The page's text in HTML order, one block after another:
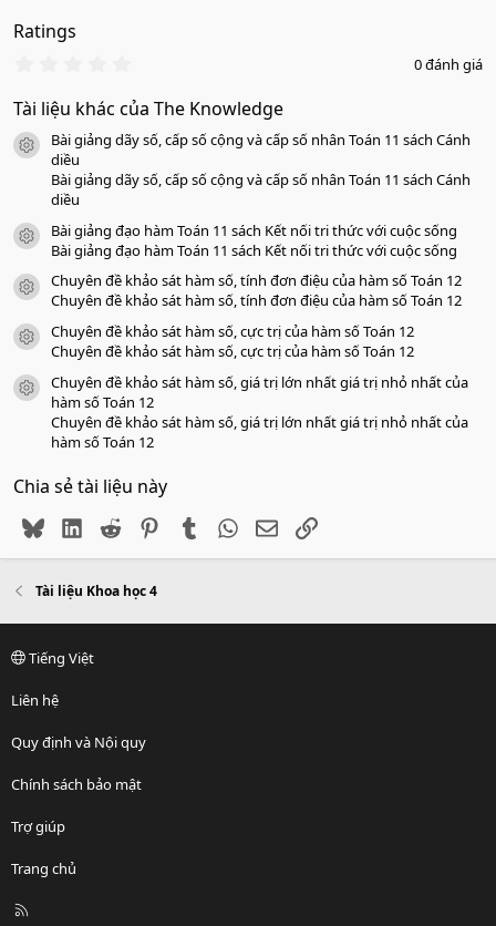
Ratings
0
0
a
0 đánh giá
Tài liệu khác của The Knowledge
icon tài liệu
Bài giảng dãy số, cấp số cộng và cấp số nhân Toán 11 sách Cánh
diều
Bài giảng dãy số, cấp số cộng và cấp số nhân Toán 11 sách Cánh
diều
icon tài liệu
Bài giảng đạo hàm Toán 11 sách Kết nối tri thức với cuộc sống
Bài giảng đạo hàm Toán 11 sách Kết nối tri thức với cuộc sống
icon tài liệu
Chuyên đề khảo sát hàm số, tính đơn điệu của hàm số Toán 12
Chuyên đề khảo sát hàm số, tính đơn điệu của hàm số Toán 12
icon tài liệu
Chuyên đề khảo sát hàm số, cực trị của hàm số Toán 12
Chuyên đề khảo sát hàm số, cực trị của hàm số Toán 12
icon tài liệu
Chuyên đề khảo sát hàm số, giá trị lớn nhất giá trị nhỏ nhất của
hàm số Toán 12
Chuyên đề khảo sát hàm số, giá trị lớn nhất giá trị nhỏ nhất của
hàm số Toán 12
Chia sẻ tài liệu này
BlueskyLinkedIn
Reddit PinterestTumblr WhatsApp
EmailLink
Tài liệu Khoa học 4
Tiếng Việt
Liên hệ
Quy định và Nội quy
Chính sách bảo mật
Trợ giúp
Trang chủ
R